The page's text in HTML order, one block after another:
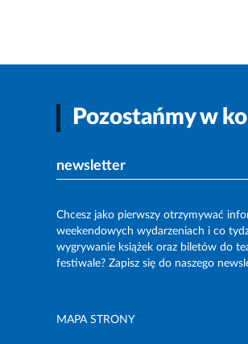
Pozostańmy w
newsletter
Chcesz jako pierwszy otrzymywać
weekendowych wydarzeniach i co
wygrywanie książek oraz biletów do
festiwale? Zapisz się do naszego
MAPA STRONY